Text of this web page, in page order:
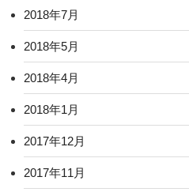
2018年7月
2018年5月
2018年4月
2018年1月
2017年12月
2017年11月